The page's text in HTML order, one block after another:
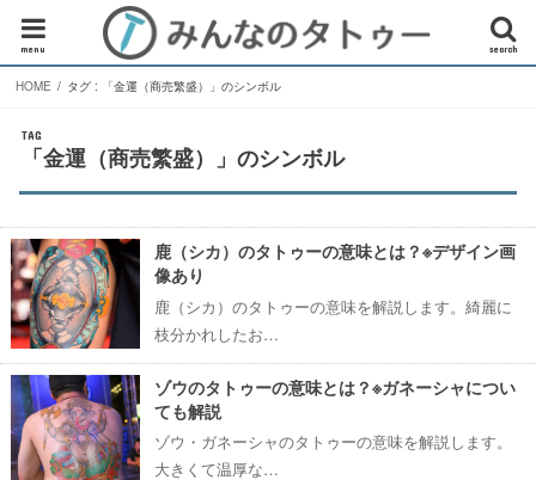
search
menu
HOME タグ : 「金運（商売繁盛）」のシンボル
TAG
「金運（商売繁盛）」のシンボル
鹿（シカ）のタトゥーの意味とは？※デザイン画
像あり
鹿（シカ）のタトゥーの意味を解説します。綺麗に
枝分かれしたお…
ゾウのタトゥーの意味とは？※ガネーシャについ
ても解説
ゾウ・ガネーシャのタトゥーの意味を解説します。
大きくて温厚な…